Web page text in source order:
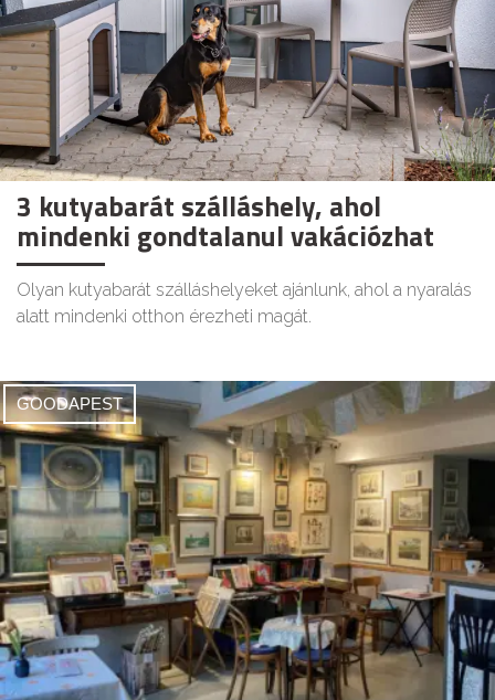
3 kutyabarát szálláshely, ahol
mindenki gondtalanul vakációzhat
Olyan kutyabarát szálláshelyeket ajánlunk, ahol a nyaralás
alatt mindenki otthon érezheti magát.
GOODAPEST